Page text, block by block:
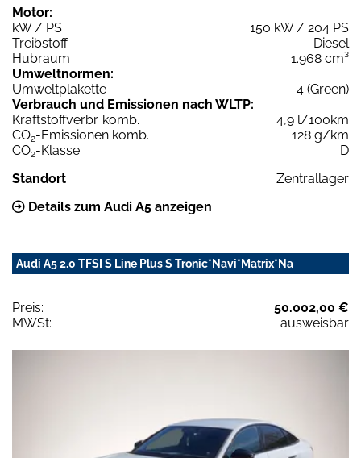
Motor:
kW / PS
150 kW / 204 PS
Treibstoff
Diesel
Hubraum
1.968 cm³
Umweltnormen:
Umweltplakette
4 (Green)
Verbrauch und Emissionen nach WLTP:
Kraftstoffverbr. komb.
4,9 l/100km
CO2-Emissionen komb.
128 g/km
CO2-Klasse
D
Standort
Zentrallager
Details zum Audi A5 anzeigen
Audi A5 2.0 TFSI S Line Plus S Tronic*Navi*Matrix*Na
Preis:
50.002,00 €
MWSt:
ausweisbar